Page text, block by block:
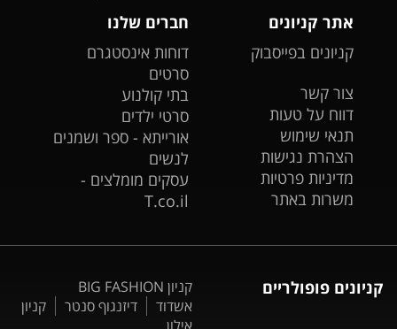
אתר קניונים
קניונים בפייסבוק
צור קשר
דווח על טעות
תנאי שימוש
הצהרת נגישות
מדיניות פרטיות
משרות באתר
חברים שלנו
דוחות אינסטגרם
סרטים
בתי קולנוע
סרטי ילדים
אורייתא - ספר ושמנים
לנשים
עסקים מומלצים -
T.co.il
קניונים פופולריים
קניון BIG FASHION
אשדוד
דיזנגוף סנטר
קניון